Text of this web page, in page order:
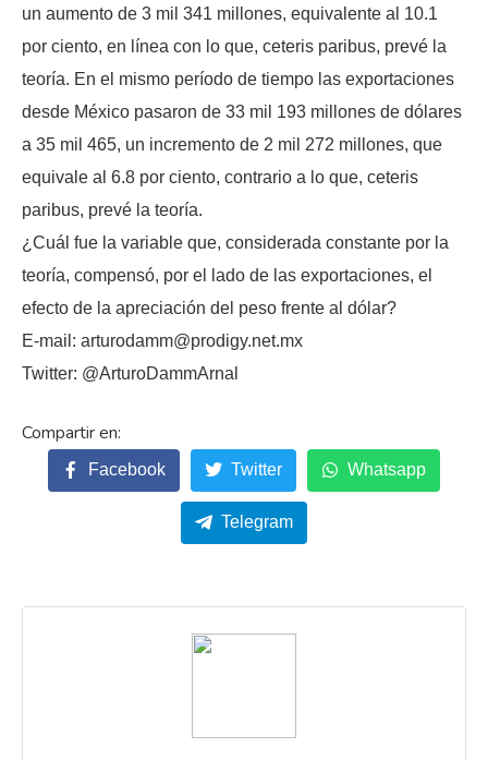
un aumento de 3 mil 341 millones, equivalente al 10.1
por ciento, en línea con lo que, ceteris paribus, prevé la
teoría. En el mismo período de tiempo las exportaciones
desde México pasaron de 33 mil 193 millones de dólares
a 35 mil 465, un incremento de 2 mil 272 millones, que
equivale al 6.8 por ciento, contrario a lo que, ceteris
paribus, prevé la teoría.
¿Cuál fue la variable que, considerada constante por la
teoría, compensó, por el lado de las exportaciones, el
efecto de la apreciación del peso frente al dólar?
E-mail: arturodamm@prodigy.net.mx
Twitter: @ArturoDammArnal
Facebook Twitter Whatsapp
Telegram